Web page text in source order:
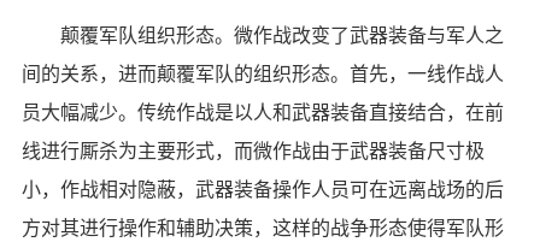
颠覆军队组织形态。微作战改变了武器装备与军人之
间的关系，进而颠覆军队的组织形态。首先，一线作战人
员大幅减少。传统作战是以人和武器装备直接结合，在前
线进行厮杀为主要形式，而微作战由于武器装备尺寸极
小，作战相对隐蔽，武器装备操作人员可在远离战场的后
方对其进行操作和辅助决策，这样的战争形态使得军队形